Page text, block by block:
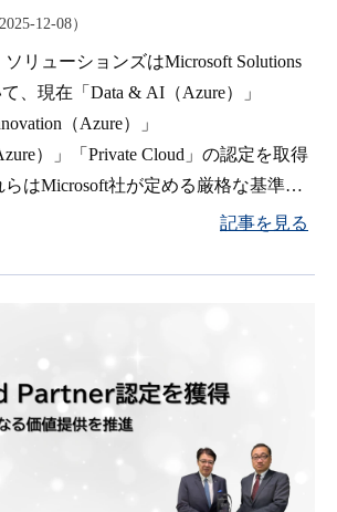
2025-12-08）
リューションズはMicrosoft Solutions
、現在「Data & AI（Azure）」
（Azure）」
）」「Private Cloud」の認定を取得
はMicrosoft社が定める厳格な基準を
よって認定されるもので、お客様に
ンのご提供を可能にします。
記事を見る